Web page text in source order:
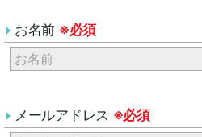
お名前 ※必須
メールアドレス ※必須